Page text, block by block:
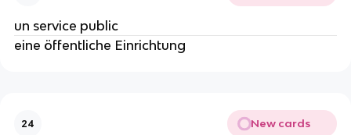
un service public
eine öffentliche Einrichtung
24 New cards